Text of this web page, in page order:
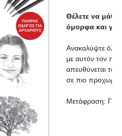
Θέλετε να
όμορφα και
Ανακαλύψτε όλα
με αυτόν τον
απευθύνεται
σε πιο
Μετάφραση: